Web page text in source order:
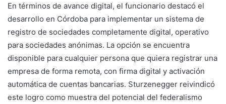
En términos de avance digital, el funcionario destacó el
desarrollo en Córdoba para implementar un sistema de
registro de sociedades completamente digital, operativo
para sociedades anónimas. La opción se encuentra
disponible para cualquier persona que quiera registrar una
empresa de forma remota, con firma digital y activación
automática de cuentas bancarias. Sturzenegger reivindicó
este logro como muestra del potencial del federalismo